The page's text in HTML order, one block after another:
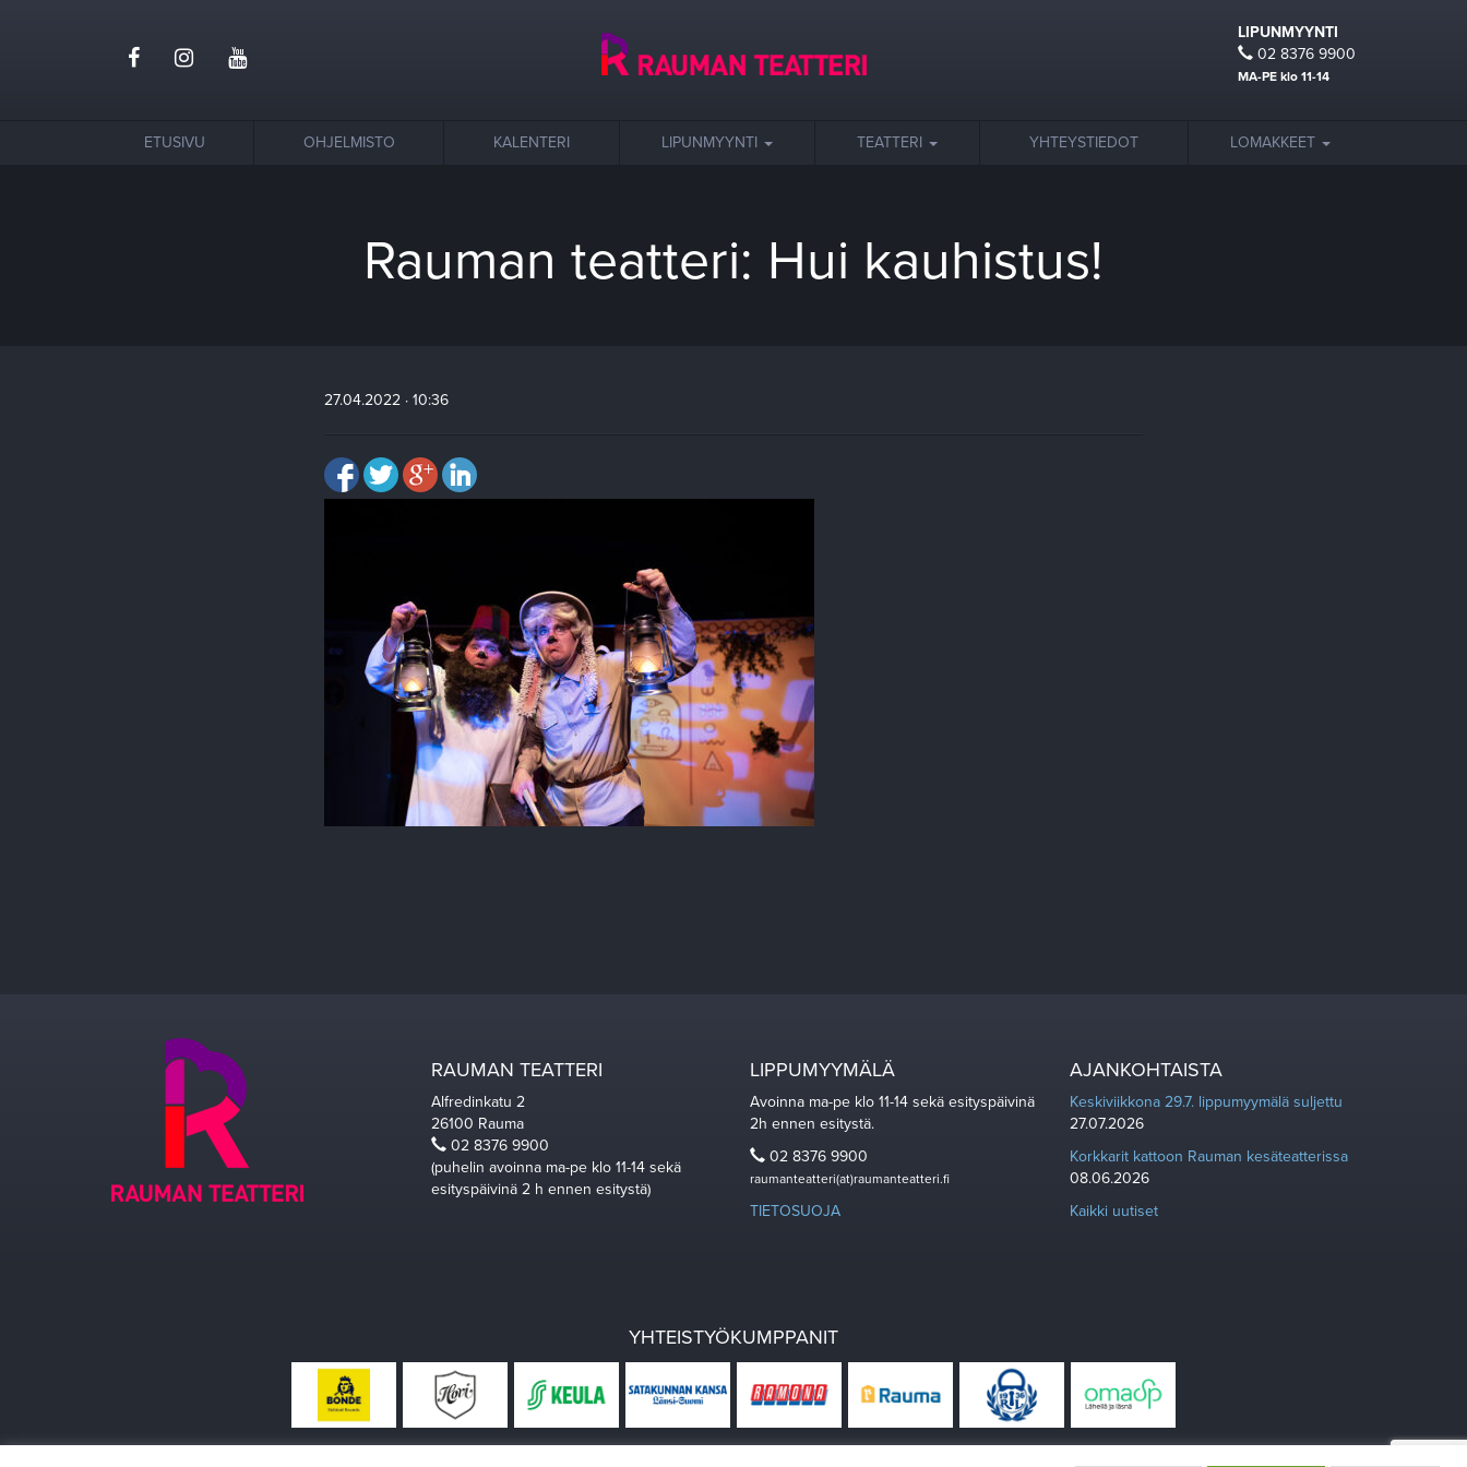
LIPUNMYYNTI
02 8376 9900
MA-PE klo 11-14
ETUSIVU OHJELMISTO KALENTERI LIPUNMYYNTI TEATTERI YHTEYSTIEDOT LOMAKKEET
Rauman teatteri: Hui kauhistus!
27.04.2022 · 10:36
RAUMAN TEATTERI
Alfredinkatu 2
26100 Rauma
02 8376 9900
(puhelin avoinna ma-pe klo 11-14 sekä
esityspäivinä 2 h ennen esitystä)
LIPPUMYYMÄLÄ
Avoinna ma-pe klo 11-14 sekä esityspäivinä
2h ennen esitystä.
02 8376 9900
raumanteatteri(at)raumanteatteri.fi
TIETOSUOJA
AJANKOHTAISTA
Keskiviikkona 29.7. lippumyymälä suljettu
27.07.2026
Korkkarit kattoon Rauman kesäteatterissa
08.06.2026
Kaikki uutiset
YHTEISTYÖKUMPPANIT